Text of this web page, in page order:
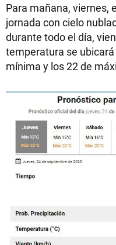
Para mañana, viernes,
jornada con cielo
durante todo el día,
temperatura se
mínima y los 22 de